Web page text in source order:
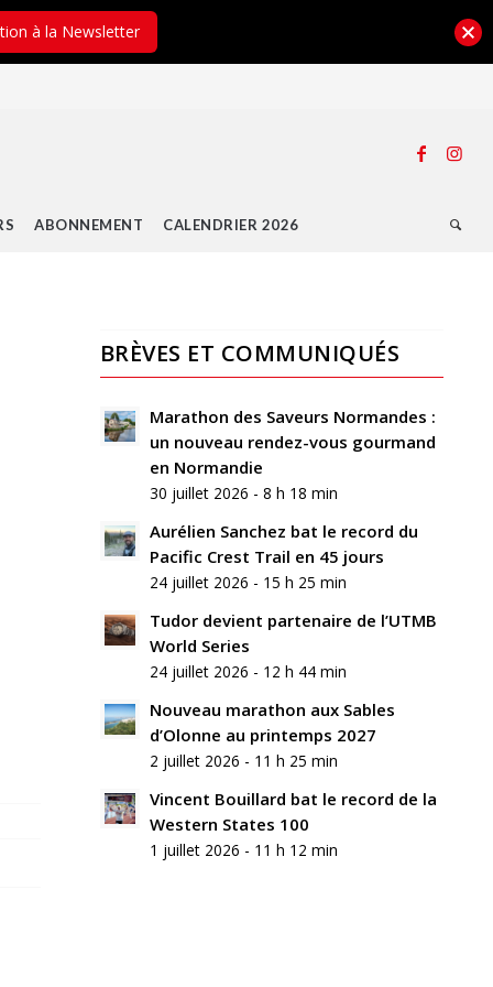
ABONNEMENT CALENDRIER 2026
Laisser
commentaire
Rejoindre
Nom
*
mail
*
BRÈVES ET COMMUNIQUÉS
Marathon des Saveurs Normandes :
un nouveau rendez-vous gourmand
en Normandie
30 juillet 2026 - 8 h 18 min
Aurélien Sanchez bat le record du
Pacific Crest Trail en 45 jours
24 juillet 2026 - 15 h 25 min
Tudor devient partenaire de l’UTMB
World Series
24 juillet 2026 - 12 h 44 min
Nouveau marathon aux Sables
d’Olonne au printemps 2027
2 juillet 2026 - 11 h 25 min
Vincent Bouillard bat le record de la
Western States 100
1 juillet 2026 - 11 h 12 min
à la Newsletter